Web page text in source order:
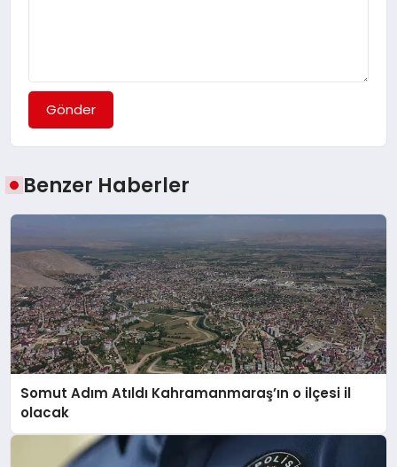
Gönder
Benzer Haberler
Somut Adım Atıldı Kahramanmaraş’ın o ilçesi il
olacak